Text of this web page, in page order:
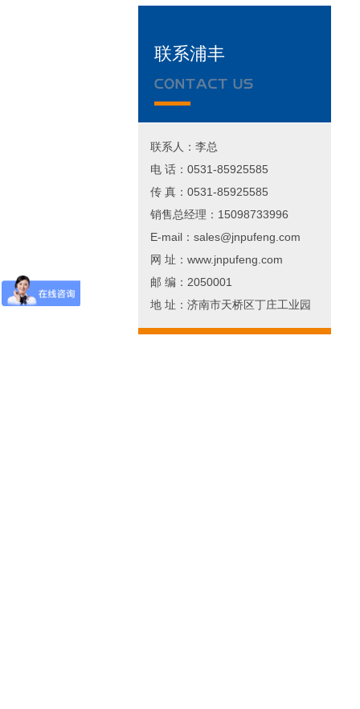
联系浦丰
联系人：李总
电 话：0531-85925585
传 真：0531-85925585
销售总经理：15098733996
E-mail：sales@jnpufeng.com
网 址：www.jnpufeng.com
邮 编：2050001
地 址：济南市天桥区丁庄工业园